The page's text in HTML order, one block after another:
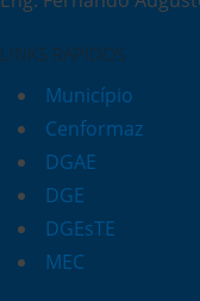
LINKS RÁPIDOS
Município
Cenformaz
DGAE
DGE
DGEsTE
MEC